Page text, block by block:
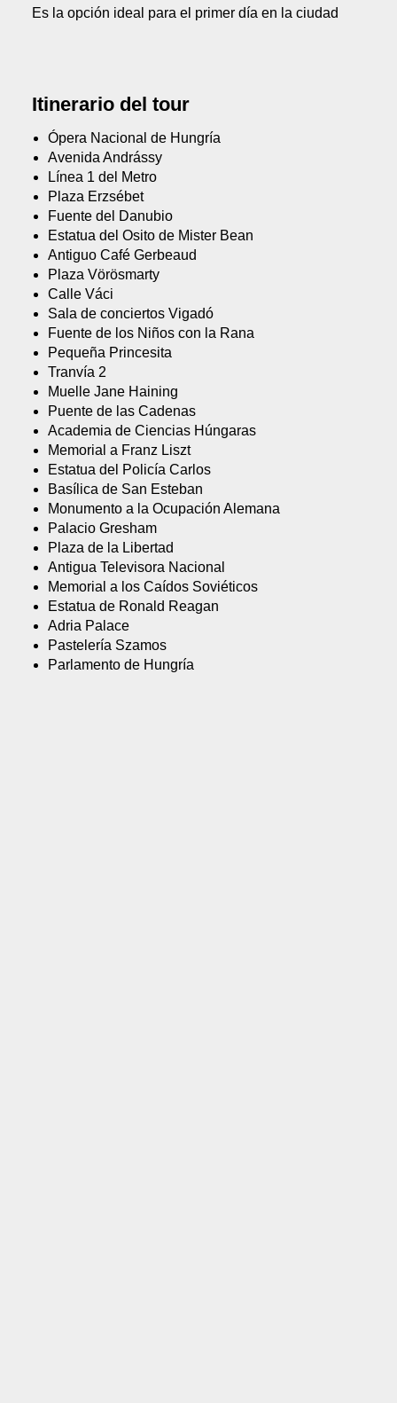
Es la opción ideal para el primer día en la ciudad
Itinerario del tour
Ópera Nacional de Hungría
Avenida Andrássy
Línea 1 del Metro
Plaza Erzsébet
Fuente del Danubio
Estatua del Osito de Mister Bean
Antiguo Café Gerbeaud
Plaza Vörösmarty
Calle Váci
Sala de conciertos Vigadó
Fuente de los Niños con la Rana
Pequeña Princesita
Tranvía 2
Muelle Jane Haining
Puente de las Cadenas
Academia de Ciencias Húngaras
Memorial a Franz Liszt
Estatua del Policía Carlos
Basílica de San Esteban
Monumento a la Ocupación Alemana
Palacio Gresham
Plaza de la Libertad
Antigua Televisora Nacional
Memorial a los Caídos Soviéticos
Estatua de Ronald Reagan
Adria Palace
Pastelería Szamos
Parlamento de Hungría